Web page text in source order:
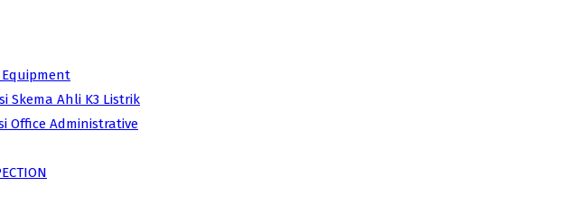
Skema Ahli K3 Listrik
Office Administrative